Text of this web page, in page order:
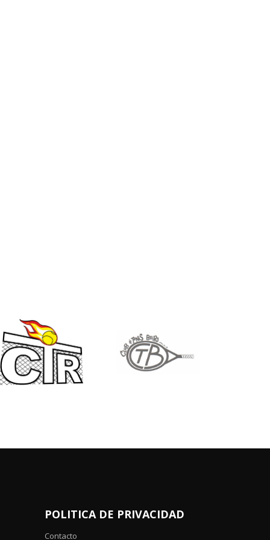
POLITICA DE PRIVACIDAD
Contacto